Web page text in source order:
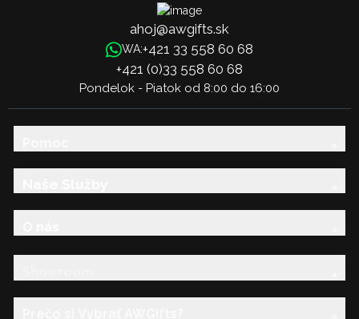
ahoj@awgifts.sk
WA:+421 33 558 60 68
+421 (0)33 558 60 68
Pondelok - Piatok od 8:00 do 16:00